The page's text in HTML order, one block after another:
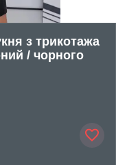
з трикотажа
/ чорного